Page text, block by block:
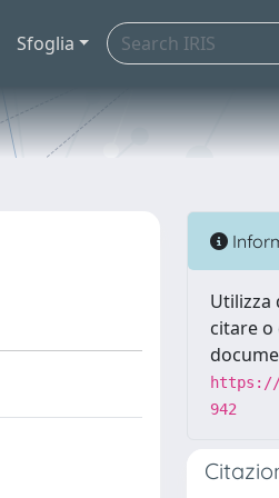
Sfoglia
Utilizza
citare o
https://
942